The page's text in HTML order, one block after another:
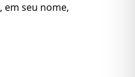
em seu nome,